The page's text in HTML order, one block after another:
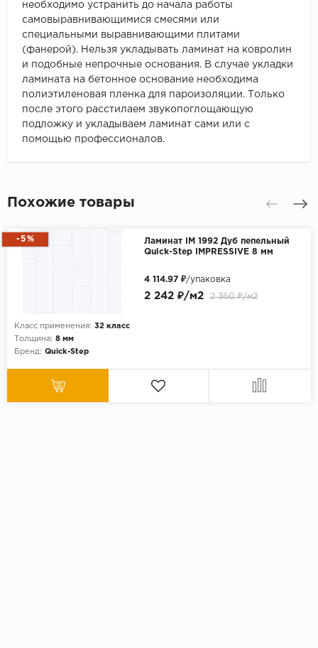
необходимо устранить до начала работы
самовыравнивающимися смесями или
специальными выравнивающими плитами
(фанерой). Нельзя укладывать ламинат на ковролин
и подобные непрочные основания. В случае укладки
ламината на бетонное основание необходима
полиэтиленовая пленка для пароизоляции. Только
после этого расстилаем звукопоглощающую
подложку и укладываем ламинат сами или с
помощью профессионалов.
Похожие товары
-5%
Ламинат IM 1992 Дуб пепельный
Quick-Step IMPRESSIVE 8 мм
Класс применения: 32 класс
Толщина: 8 мм
Бренд: Quick-Step
2 242 ₽/м2 2 360 ₽/м2
4 114.97 ₽/упаковка